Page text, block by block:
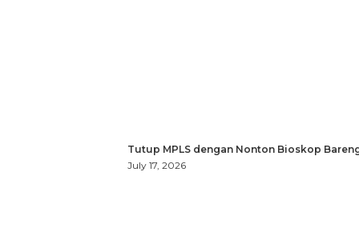
Tutup MPLS dengan Nonton Bioskop
July 17, 2026